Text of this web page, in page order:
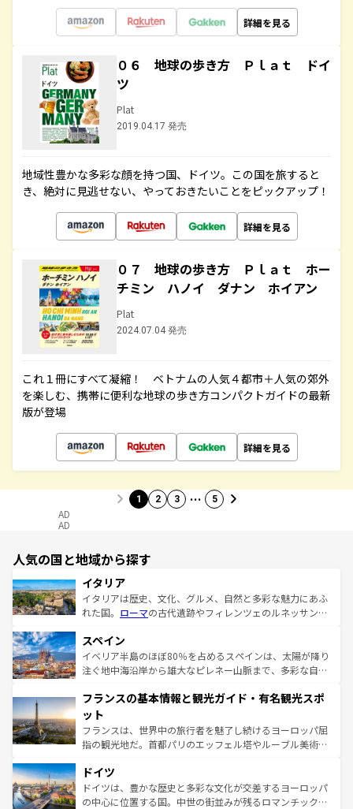
詳細を見る
０６ 地球の歩き方 Ｐｌａｔ ドイ
ツ
Plat
2019.04.17 発売
地域性豊かな多彩な顔を持つ国、ドイツ。この国を旅すると
き、絶対に見逃せない、やっておきたいことをピックアップ！
詳細を見る
０７ 地球の歩き方 Ｐｌａｔ ホー
チミン ハノイ ダナン ホイアン
Plat
2024.07.04 発売
これ１冊にすべて凝縮！ ベトナムの人気４都市＋人気の郊外
を楽しむ、携帯に便利な地球の歩き方コンパクトガイドの最新
版が登場
詳細を見る
1 2 3 … 5
AD
AD
人気の国と地域から探す
イタリア
イタリアは歴史、文化、グルメ、自然と多彩な魅力にあふ
れた国。 ローマの古代遺跡やフィレンツェのルネッサンス
ろん、トスカーナの美しい田園風景やアマルフィ海岸の絶
景など、自然景観も見逃せない。観光の合間には、本場の
ピザやパスタなど、絶品のイタリア料理を堪能することも
ませてくれるイタリアで、忘れられない旅をしてみよう！
なお、新着のイタリア情報は
しい。
スペイン
イベリア半島のほぼ80％を占めるスペインは、太陽が降り
注ぐ地中海沿岸から雄大なピレネー山脈まで、多彩な自然
文化が根付くこの国では、情熱的なフラメンコ、熱気あふ
れる闘牛、そして美味しいタパスが生活の一部となってい
る。首都マドリードの洗練された雰囲気や、バルセロナの
アートに溢れた街角から、地方では古代ローマ遺跡や中世
せる。地方によって風土や気候が異なるスペインはその個
性で訪れる人を魅了する。 なお、新着のスペイン情報は コ
ンテンツ一覧を参照してほしい。
フランスの基本情報と観光ガイド・有名観光スポ
ット
フランスは、世界中の旅行者を魅了し続けるヨーロッパ屈
指の観光地だ。首都パリのエッフェル塔やルーブル美術館
で、幅広い魅力が詰まっている。華麗な宮殿、歴史的な大
聖堂、美しいビーチ、そして豊かな自然が、訪れる者を心
から魅了する。また、フランスは美食の国としても知ら
ドイツ
ドイツは、豊かな歴史と多彩な文化が交差するヨーロッパ
の中心に位置する国。中世の街並みが残るロマンチック街